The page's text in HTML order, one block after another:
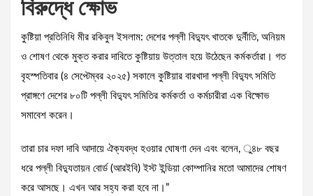
বিরুদ্ধে ক্ষোভ
কুষ্টিয়া প্রতিনিধি মীর রকিবুল ইসলাম: দেশের পল্লী বিদ্যুৎ খাতকে দুর্নীতি, অনিয়ম
ও শোষণ থেকে মুক্ত করার দাবিতে কুষ্টিয়ায় উত্তাল হয়ে উঠেছেন কর্মকর্তারা। গত
বৃহস্পতিবার (৪ সেপ্টেম্বর ২০২৫) সকালে কুষ্টিয়ার বারখাদা পল্লী বিদ্যুৎ সমিতি
প্রাঙ্গণে দেশের ৮০টি পল্লী বিদ্যুৎ সমিতির কর্মকর্তা ও কর্মচারীরা এক বিক্ষোভ
সমাবেশ করেন।
তারা চার দফা দাবি আদায়ে ঐক্যবদ্ধ হওয়ার ঘোষণা দেন এবং বলেন, ু৪৮ বছর
ধরে পল্লী বিদ্যুতায়ন বোর্ড (আরইবি) ইস্ট ইন্ডিয়া কোম্পানির মতো আমাদের শোষণ
করে আসছে। এখন আর সহ্য করা হবে না।”